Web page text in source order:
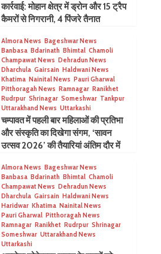
कार्रवाई: मोहान क्षेत्र में ड्रोन और 15 ट्रैप
कैमरों से निगरानी, 4 पिंजरे तैनात
Almora News Bageshwar News
Banbasa Bdarinath Bhimtal Chamoli
Champawat News Dehradun News
Dharchula Gairsain Haldwani News
Khatima Nainital News Pauri Gharwal
Pitthoragah News Ramnagar Ranikhet
Rudrpur Shrinagar Someshwar Tankpur
Uttarakhand News Uttarkashi
चम्पावत में पहली बार महिलाओं की प्रतिभा
और संस्कृति का दिखेगा संगम, ‘सावन
उत्सव 2026’ की तैयारियां अंतिम दौर में
Almora News Bageshwar News
Banbasa Bdarinath Bhimtal Chamoli
Champawat News Dehradun News
Dharchula Gairsain Haldwani News
Haridwar Khatima Nainital News
Pauri Gharwal Pitthoragah News
Ramnagar Ranikhet Rudrpur Shrinagar
Someshwar Uttarakhand News
Uttarkashi